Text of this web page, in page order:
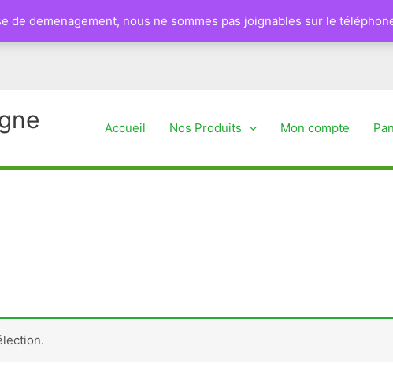
de demenagement, nous ne sommes pas joignables sur le
Accueil Nos Produits Mon compte